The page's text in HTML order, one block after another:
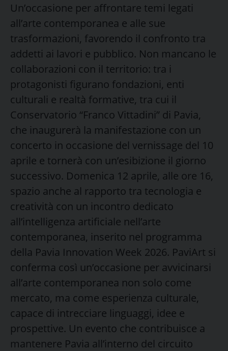
Un’occasione per affrontare temi legati
all’arte contemporanea e alle sue
trasformazioni, favorendo il confronto tra
addetti ai lavori e pubblico. Non mancano le
collaborazioni con il territorio: tra i
protagonisti figurano fondazioni, enti
culturali e realtà formative, tra cui il
Conservatorio “Franco Vittadini” di Pavia,
che inaugurerà la manifestazione con un
concerto in occasione del vernissage del 10
aprile e tornerà con un’esibizione il giorno
successivo. Domenica 12 aprile, alle ore 16,
spazio anche al rapporto tra tecnologia e
creatività con un incontro dedicato
all’intelligenza artificiale nell’arte
contemporanea, inserito nel programma
della Pavia Innovation Week 2026. PaviArt si
conferma così un’occasione per avvicinarsi
all’arte contemporanea non solo come
mercato, ma come esperienza culturale,
capace di intrecciare linguaggi, idee e
prospettive. Un evento che contribuisce a
mantenere Pavia all’interno del circuito